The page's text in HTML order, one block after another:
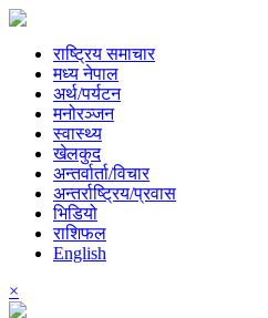
राष्ट्रिय समाचार
मध्य नेपाल
अर्थ/पर्यटन
मनोरञ्जन
स्वास्थ्य
खेलकुद
अन्तर्वार्ता/विचार
अन्तर्राष्ट्रिय/प्रवास
भिडियो
राशिफल
English
×